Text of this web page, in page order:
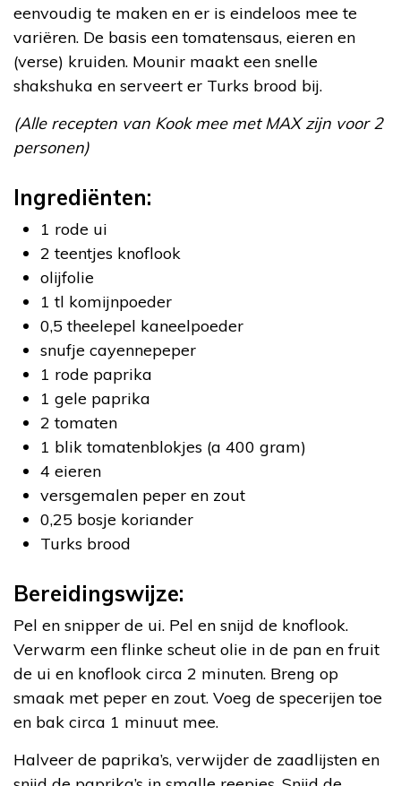
eenvoudig te maken en er is eindeloos mee te
variëren. De basis een tomatensaus, eieren en
(verse) kruiden. Mounir maakt een snelle
shakshuka en serveert er Turks brood bij.
(Alle recepten van Kook mee met MAX zijn voor 2
personen)
Ingrediënten:
1 rode ui
2 teentjes knoflook
olijfolie
1 tl komijnpoeder
0,5 theelepel kaneelpoeder
snufje cayennepeper
1 rode paprika
1 gele paprika
2 tomaten
1 blik tomatenblokjes (a 400 gram)
4 eieren
versgemalen peper en zout
0,25 bosje koriander
Turks brood
Bereidingswijze:
Pel en snipper de ui. Pel en snijd de knoflook.
Verwarm een flinke scheut olie in de pan en fruit
de ui en knoflook circa 2 minuten. Breng op
smaak met peper en zout. Voeg de specerijen toe
en bak circa 1 minuut mee.
Halveer de paprika’s, verwijder de zaadlijsten en